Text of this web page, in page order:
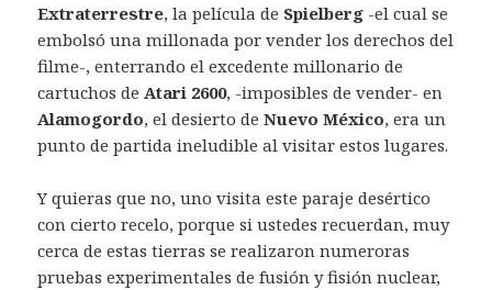
Extraterrestre, la película de Spielberg -el cual se
embolsó una millonada por vender los derechos del
filme-, enterrando el excedente millonario de
cartuchos de Atari 2600, -imposibles de vender- en
Alamogordo, el desierto deNuevo México, era un
punto de partida ineludible al visitar estos lugares.
Y quieras que no, uno visita este paraje desértico
con cierto recelo, porque si ustedes recuerdan, muy
cerca de estas tierras se realizaron numeroras
pruebas experimentales de fusión y fisión nuclear,